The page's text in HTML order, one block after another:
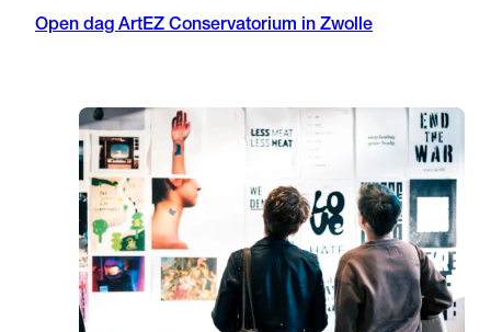
Open dag ArtEZ Conservatorium in Zwolle